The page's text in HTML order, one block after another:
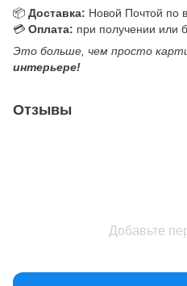
📦 Доставка: Новой Почтой по
💳 Оплата: при получении или
Это больше, чем просто
интерьере!
Отзывы
Добавьте